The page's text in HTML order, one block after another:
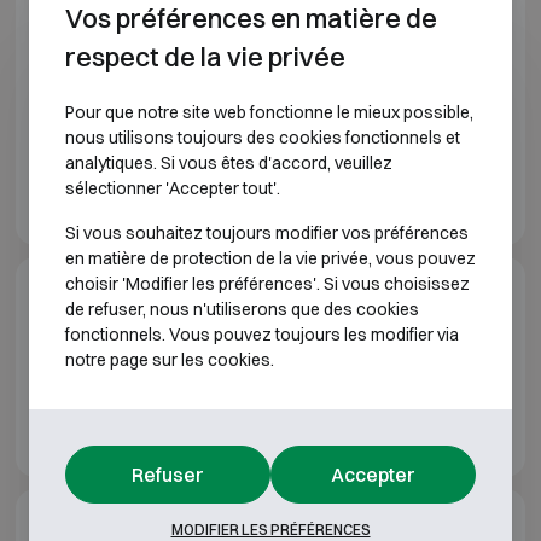
option.
Tablettes réglables en hauteur.
Compartiment ignifuge optionnel pour supports
numériques (S 120 DIS).
Acier galvanisé contre la corrosion.
Couleur : bleu/gris.
Téléchargements
Fichet-Bauche Celsia brochure FR
Vos préférences en matière de
respect de la vie privée
Pour que notre site web fonctionne le mieux possible,
nous utilisons toujours des cookies fonctionnels et
analytiques. Si vous êtes d'accord, veuillez
sélectionner 'Accepter tout'.
Si vous souhaitez toujours modifier vos préférences
en matière de protection de la vie privée, vous pouvez
choisir 'Modifier les préférences'. Si vous choisissez
de refuser, nous n'utiliserons que des cookies
fonctionnels. Vous pouvez toujours les modifier via
notre page sur les cookies.
Refuser Accepter
MODIFIER LES PRÉFÉRENCES